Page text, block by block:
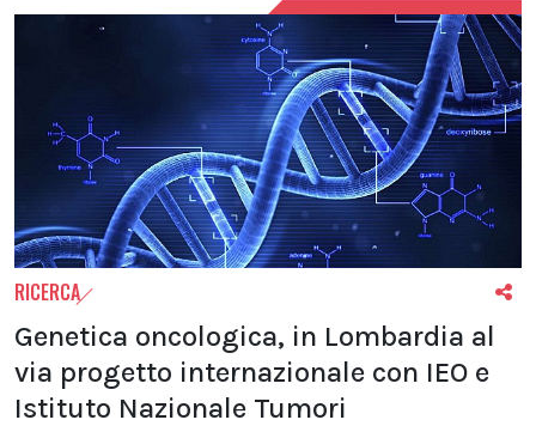
RICERCA
Genetica oncologica, in Lombardia al
via progetto internazionale con IEO e
Istituto Nazionale Tumori